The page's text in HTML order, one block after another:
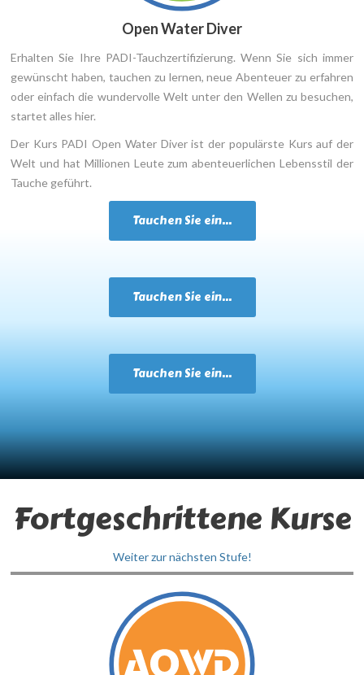
Open Water Diver
Erhalten Sie Ihre PADI-Tauchzertifizierung. Wenn Sie sich immer
gewünscht haben, tauchen zu lernen, neue Abenteuer zu erfahren
oder einfach die wundervolle Welt unter den Wellen zu besuchen,
startet alles hier.
Der Kurs PADI Open Water Diver ist der populärste Kurs auf der
Welt und hat Millionen Leute zum abenteuerlichen Lebensstil der
Tauche geführt.
Tauchen Sie ein...
Tauchen Sie ein...
Tauchen Sie ein...
Fortgeschrittene Kurse
Weiter zur nächsten Stufe!